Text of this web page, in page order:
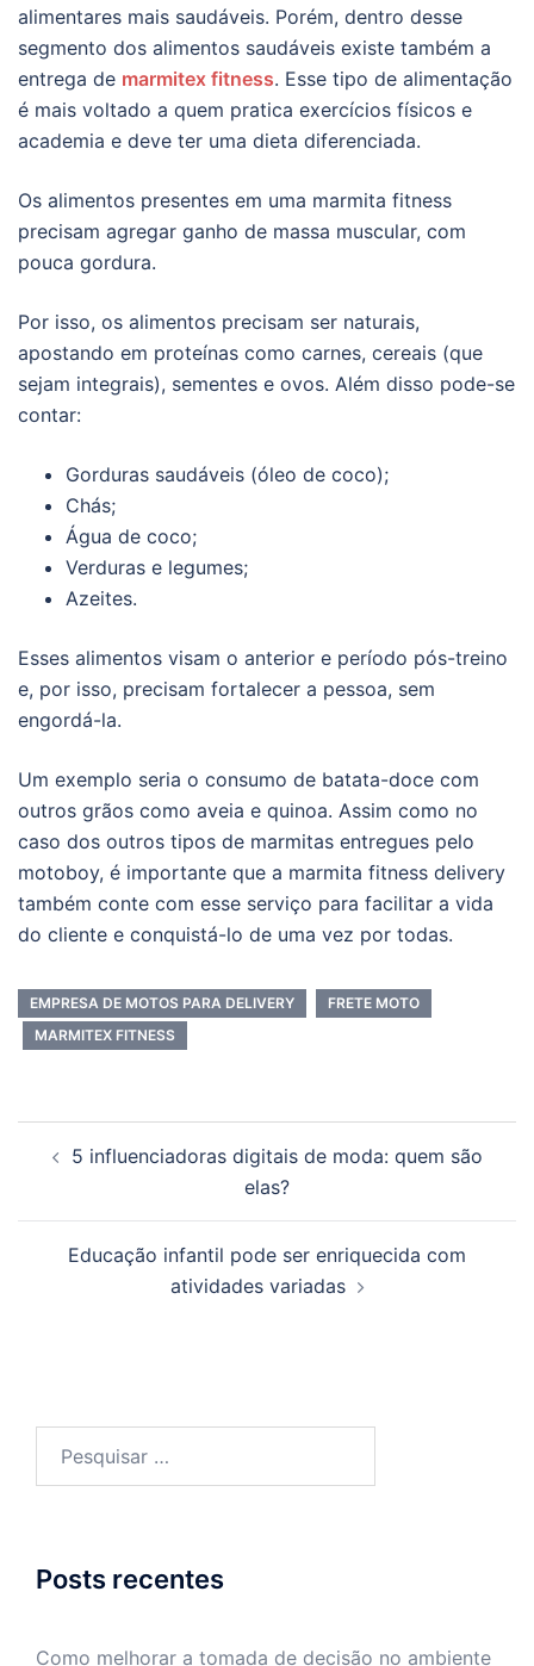
alimentares mais saudáveis. Porém, dentro desse
segmento dos alimentos saudáveis existe também a
entrega de marmitex fitness. Esse tipo de alimentação
é mais voltado a quem pratica exercícios físicos e
academia e deve ter uma dieta diferenciada.
Os alimentos presentes em uma marmita fitness
precisam agregar ganho de massa muscular, com
pouca gordura.
Por isso, os alimentos precisam ser naturais,
apostando em proteínas como carnes, cereais (que
sejam integrais), sementes e ovos. Além disso pode-se
contar:
Gorduras saudáveis (óleo de coco);
Chás;
Água de coco;
Verduras e legumes;
Azeites.
Esses alimentos visam o anterior e período pós-treino
e, por isso, precisam fortalecer a pessoa, sem
engordá-la.
Um exemplo seria o consumo de batata-doce com
outros grãos como aveia e quinoa. Assim como no
caso dos outros tipos de marmitas entregues pelo
motoboy, é importante que a marmita fitness delivery
também conte com esse serviço para facilitar a vida
do cliente e conquistá-lo de uma vez por todas.
EMPRESA DE MOTOS PARA DELIVERY
FRETE MOTO
MARMITEX FITNESS
5 influenciadoras digitais de moda: quem são
elas?
Educação infantil pode ser enriquecida com
atividades variadas
Posts recentes
Como melhorar a tomada de decisão no ambiente